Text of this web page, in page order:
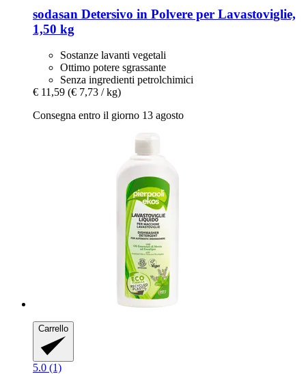
sodasan Detersivo in Polvere per Lavastoviglie,
1,50 kg
Sostanze lavanti vegetali
Ottimo potere sgrassante
Senza ingredienti petrolchimici
€ 11,59 (€ 7,73 / kg)
Consegna entro il giorno 13 agosto
Carrello
5.0 (1)